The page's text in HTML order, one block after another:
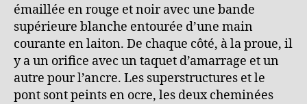
émaillée en rouge et noir avec une bande
supérieure blanche entourée d’une main
courante en laiton. De chaque côté, à la proue, il
y a un orifice avec un taquet d’amarrage et un
autre pour l’ancre. Les superstructures et le
pont sont peints en ocre, les deux cheminées